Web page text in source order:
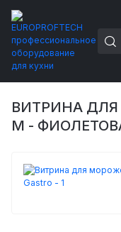
EUROPROFTECH
ВИТРИНА ДЛЯ
М -